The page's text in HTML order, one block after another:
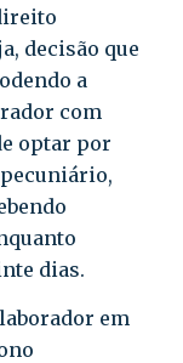
decisão que
a
com
optar por
dias.
em